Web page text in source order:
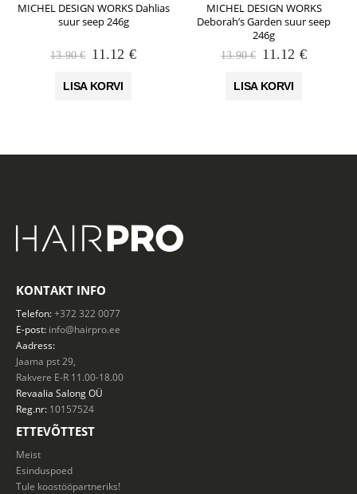
MICHEL DESIGN WORKS Dahlias
suur seep 246g
13.90€ Algne
oli:
11.12 €Praegune
LISA KORVI
MICHEL DESIGN WORKS
Deborah’s Garden suur seep
246g
13.90€ Algne
oli:
11.12 €
LISA KORVI
KONTAKT INFO
Telefon:+372 322 0077
E-post: info@hairpro.ee
Aadress:
Jaama pst 29,
Rakvere E-R 11.00-18.00
Revaalia SalongOÜ
Reg.nr: 10157524
ETTEVÕTTEST
Meist
Esinduspoed
Tule koostööpartneriks!